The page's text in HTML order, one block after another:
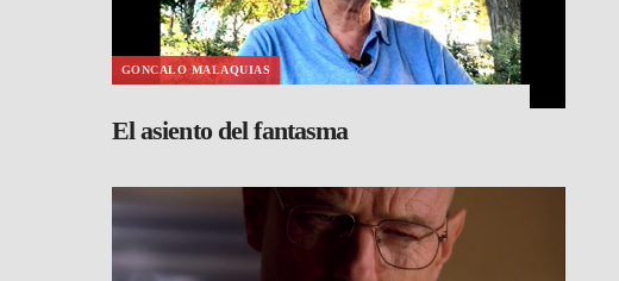
GONCALO MALAQUIAS
El asiento del fantasma